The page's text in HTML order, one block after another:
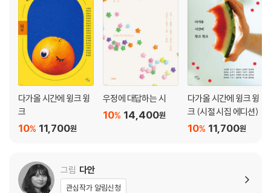
다가올 시간에 윙크 윙
크
11,700원
10%
우정에 대답하는 시
14,400원
10%
다가올 시간에 윙크 윙
크 (시절 시집 에디션)
11,700원
10%
그림 다안
관심작가 알림신청